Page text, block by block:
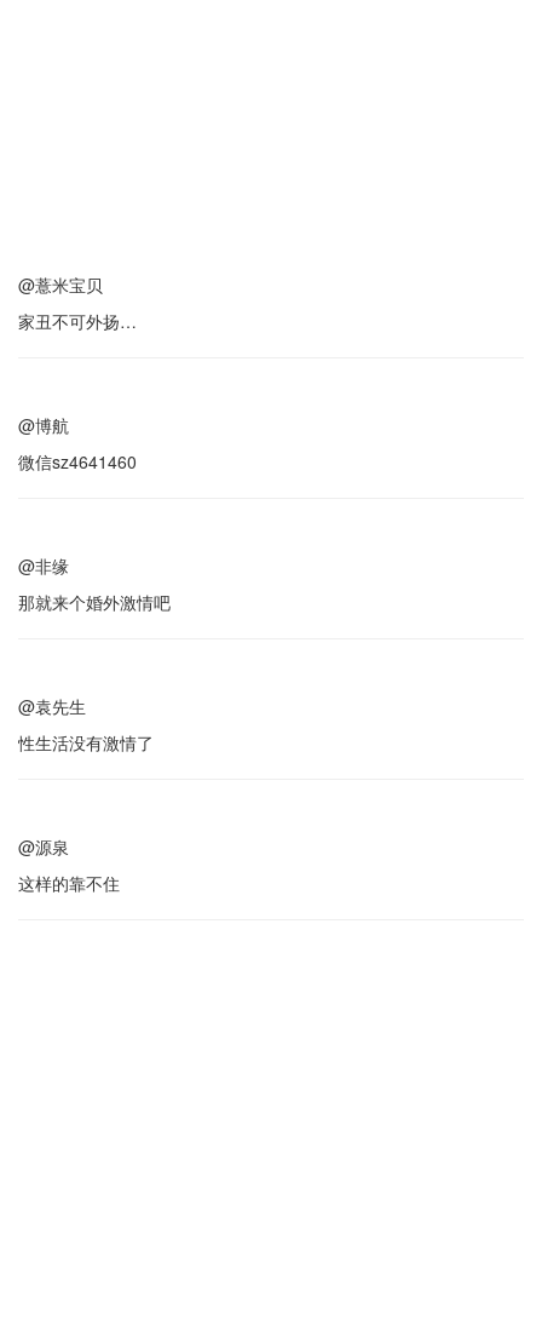
@薏米宝贝
家丑不可外扬…
@博航
微信sz4641460
@非缘
那就来个婚外激情吧
@袁先生
性生活没有激情了
@源泉
这样的靠不住